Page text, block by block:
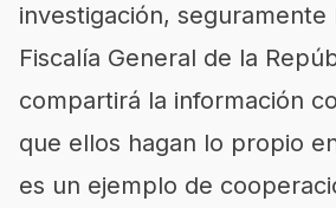
investigación, seguramente
Fiscalía General de la
compartirá la información
que ellos hagan lo propio
es un ejemplo de